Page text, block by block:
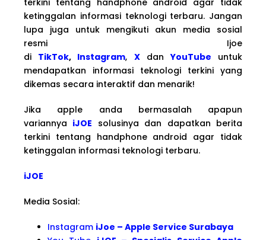
ketinggalan informasi teknologi terbaru. Jangan
lupa juga untuk mengikuti akun media sosial
resmi Ijoe
di TikTok, Instagram, XdanYouTube untuk
mendapatkan informasi teknologi terkini yang
dikemas secara interaktif dan menarik!
Jika apple anda bermasalah apapun
variannya iJOE solusinya dan dapatkan berita
terkini tentang handphone android agar tidak
ketinggalan informasi teknologi terbaru.
iJOE
Media Sosial:
Instagram iJoe – Apple Service Surabaya